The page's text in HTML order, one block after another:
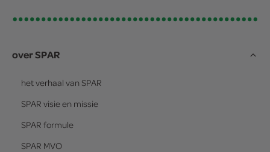
over SPAR
het verhaal van SPAR
SPAR visie en missie
SPAR formule
SPAR MVO